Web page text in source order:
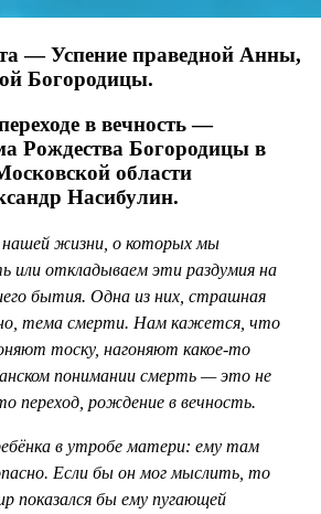
— Успение праведной Анны,
Богородицы.
в вечность —
Рождества Богородицы в
области
Насибулин.
жизни, о которых мы
или откладываем эти раздумия на
бытия. Одна из них, страшная
тема смерти. Нам кажется, что
тоску, нагоняют какое-то
понимании смерть — это не
переход, рождение в вечность.
в утробе матери: ему там
Если бы он мог мыслить, то
показался бы ему пугающей